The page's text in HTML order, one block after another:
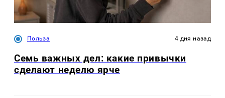
Польза 4 дня назад
Семь важных дел: какие привычки
сделают неделю ярче